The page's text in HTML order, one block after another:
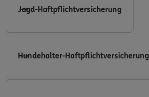
Jagd-Haftpflichtversicherung
Hundehalter-Haftpflichtversicherung